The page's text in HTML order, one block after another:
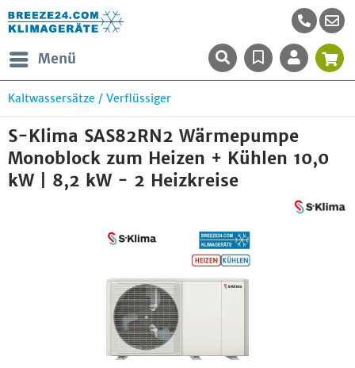
Menü
Kaltwassersätze / Verflüssiger
S-Klima SAS82RN2 Wärmepumpe
Monoblock zum Heizen + Kühlen 10,0
kW | 8,2 kW - 2 Heizkreise